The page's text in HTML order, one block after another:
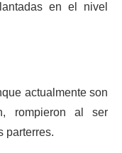
en el nivel
actualmente son
rompieron al ser
parterres.